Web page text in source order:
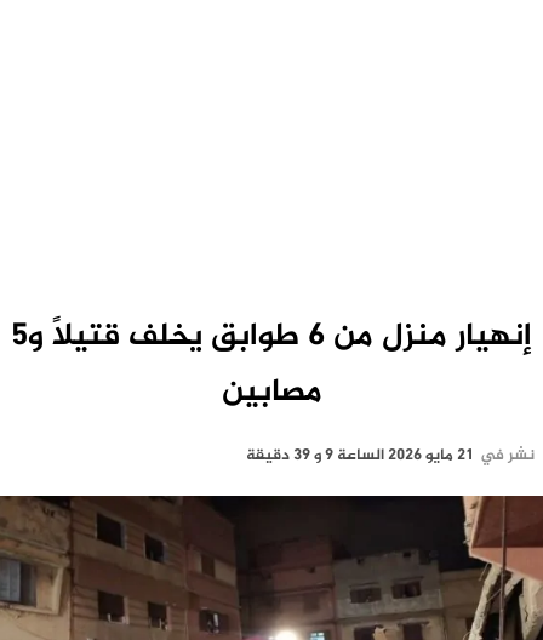
إنهيار منزل من 6 طوابق يخلف قتيلاً و5
مصابين
نشر في 21 مايو 2026 الساعة 9 و 39 دقيقة